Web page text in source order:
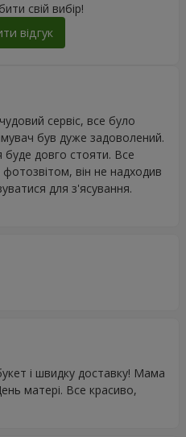
сервіс, все було
був дуже задоволений.
буде довго стояти. Все
він не надходив
для з'ясування.
і швидку доставку! Мама
матері. Все красиво,
свій вибір!
відгук